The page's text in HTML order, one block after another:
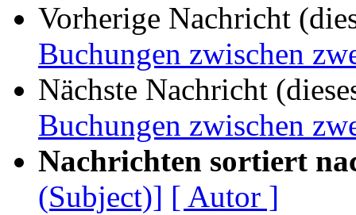
Vorherige Nachricht
Buchungen zwischen
Nächste Nachricht
Buchungen zwischen
Nachrichten sortiert
(Subject)] [ Autor ]